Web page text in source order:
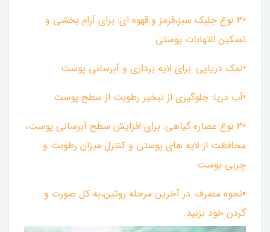
•3 نوع جلبک سبز،قرمز و قهوه ای: برای آرام بخشی و
تسکین التهابات پوستی
•نمک دریایی: برای لایه برداری و آبرسانی پوست
•آب دریا: جلوگیری از تبخیر رطوبت از سطح پوست
•3 نوع عصاره گیاهی: برای افزایش سطح آبرسانی پوست،
محافظت از لایه های پوستی و کنترل میزان رطوبت و
چربی پوست
▪︎نحوه مصرف: در آخرین مرحله روتین،به کل صورت و
گردن خود بزنید.